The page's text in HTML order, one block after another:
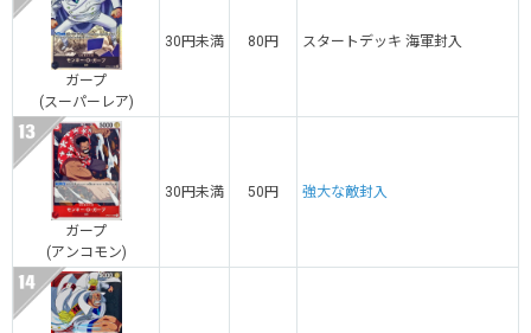
ガープ
(スーパーレア)
30円未満 80円 スタートデッキ 海軍封入
ガープ
(アンコモン)
30円未満 50円 強大な敵封入